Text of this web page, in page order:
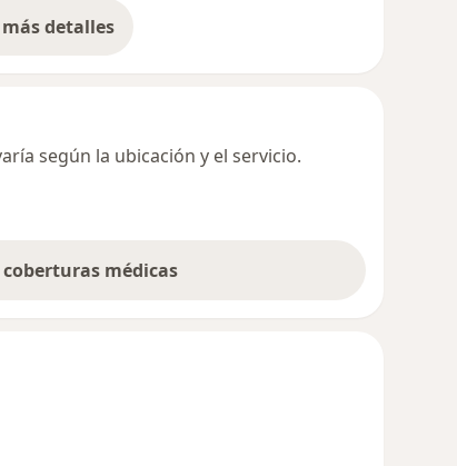
detalles
sobre la dirección
según la ubicación y el servicio.
médicas